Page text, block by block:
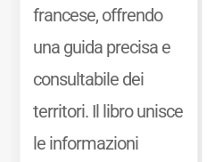
francese, offrendo
una guida precisa e
consultabile dei
territori. Il libro unisce
le informazioni